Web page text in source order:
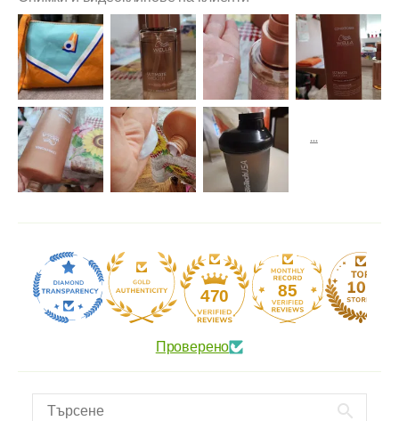
470 85
Проверено